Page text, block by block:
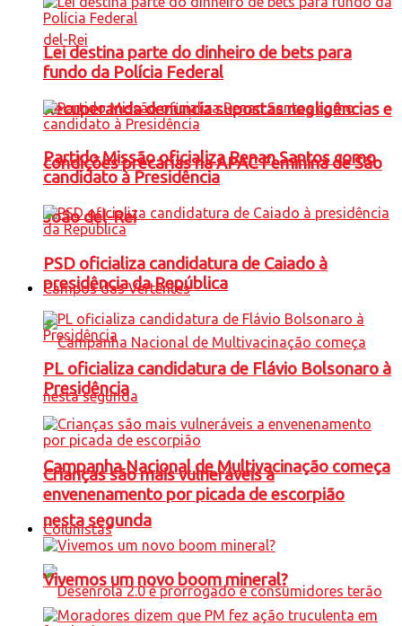
Recuperanda denuncia supostas negligências e
condições precárias na APAC Feminina de São
João del-Rei
Campos das Vertentes
Campanha Nacional de Multivacinação começa
nesta segunda
Lei destina parte do dinheiro de bets para
fundo da Polícia Federal
Partido Missão oficializa Renan Santos como
candidato à Presidência
PSD oficializa candidatura de Caiado à
presidência da República
PL oficializa candidatura de Flávio Bolsonaro à
Presidência
Crianças são mais vulneráveis a
envenenamento por picada de escorpião
Colunistas
Vivemos um novo boom mineral?